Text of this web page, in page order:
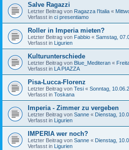
Salve Ragazzi
Letzter Beitrag von Ragazza l'Italia «
Verfasst in ci presentiamo
Roller in Imperia mieten?
Letzter Beitrag von Fabbio « Samstag,
Verfasst in Ligurien
Kulturunterschiede
Letzter Beitrag von Blue_Mediteran «
Verfasst in LA PIAZZA
Pisa-Lucca-Florenz
Letzter Beitrag von Tesi « Sonntag,
Verfasst in Toskana
Imperia - Zimmer zu vergeben
Letzter Beitrag von Sanne « Dienstag,
Verfasst in Ligurien
IMPERIA wer noch?
Letzter Beitrag von Sanne « Dienstag,
Verfasst in Ligurien